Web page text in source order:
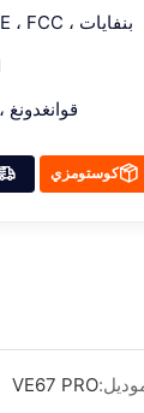
بنفايات ، CE ، FCC ، إلخ
قوانغدونغ
كوستومزي
VE67 PRO